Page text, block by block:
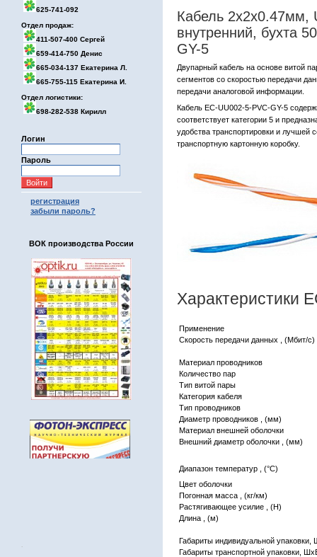
625-741-092
Отдел продаж:
411-507-400 Сергей
659-414-750 Денис
665-034-137 Екатерина Л.
665-755-115 Екатерина И.
Отдел логистики:
698-282-538 Кирилл
Логин
Пароль
регистрация
забыли пароль?
ВОК производства России
.
Кабель 2х2х0.47мм,
внутренний, бухта
GY-5
Двупарный кабель на основе витой
сегментов со скоростью передачи
передачи аналоговой информации.
Кабель EC-UU002-5-PVC-GY-5
соответствует категории 5 и
удобства транспортировки и лучшей
транспортную картонную коробку.
Характеристики
Применение
Скорость передачи данных , (Мбит/с)
Материал проводников
Количество пар
Тип витой пары
Категория кабеля
Тип проводников
Диаметр проводников , (мм)
Материал внешней оболочки
Внешний диаметр оболочки , (мм)
Диапазон температур , (°C)
Цвет оболочки
Погонная масса , (кг/км)
Растягивающее усилие , (H)
Длина , (м)
Габариты индивидуальной
Габариты транспортной упаковки,